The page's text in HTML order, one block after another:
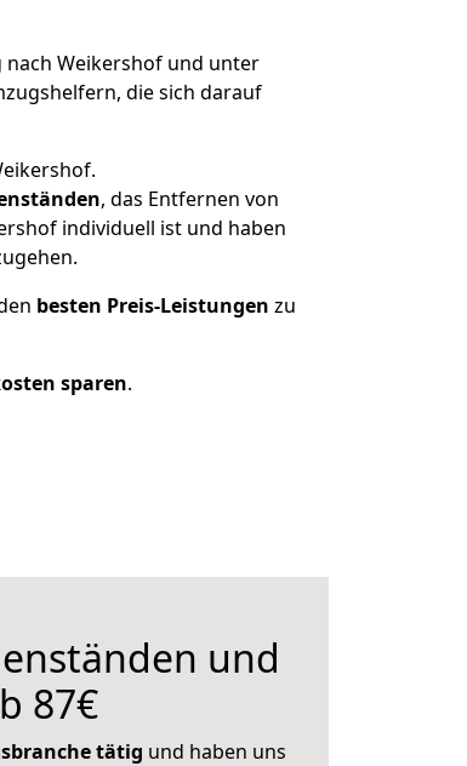
nach Weikershof und unter
die sich darauf
, das Entfernen von
individuell ist und haben
besten Preis-Leistungen zu
sparen.
und
87€
tätig und haben uns